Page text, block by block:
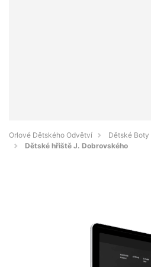
Orlové Dětského Odvětví
Dětské
Dětské hřiště J. Dobrovského